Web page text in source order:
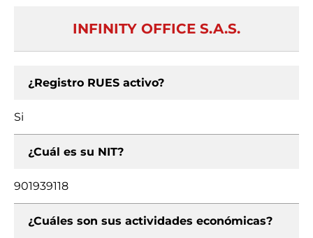
INFINITY OFFICE S.A.S.
¿Registro RUES activo?
Si
¿Cuál es su NIT?
901939118
¿Cuáles son sus actividades económicas?